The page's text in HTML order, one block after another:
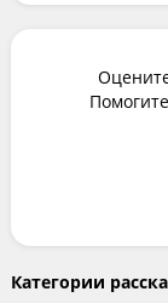
Категории